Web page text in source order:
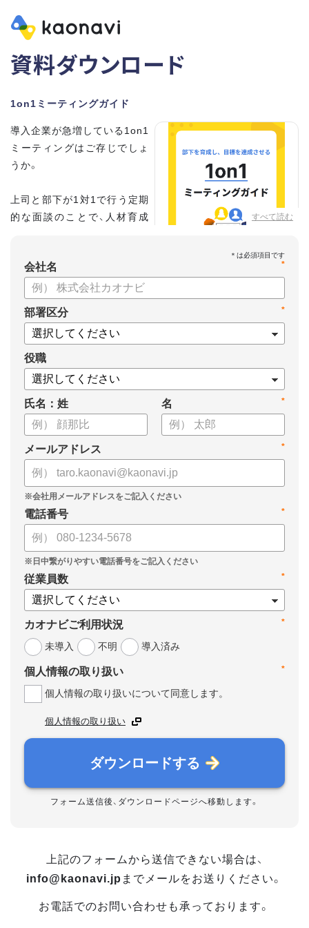
資料ダウンロード
1on1ミーティングガイド
すべて読む
導入企業が急増している1on1
ミーティングはご存じでしょ
うか。
上司と部下が1対1で行う定期
的な面談のことで、人材育成
こちらの資料では、
・1on1とは何か？
・1on1の基本的なやり方
・ 1on1 の基本アジェンダと質問例
についてまとめましたので、ぜひお役立てください。
*
会社名
*
部署区分
役職
氏名：姓 *
名
*
メールアドレス
*
電話番号
*
従業員数
*
カオナビご利用状況
未導入
不明 導入済み
*
個人情報の取り扱い
個人情報の取り扱いについて同意します。
個人情報の取り扱い
ダウンロードする
フォーム送信後、ダウンロードページへ移動します。
上記のフォームから送信できない場合は、
info@kaonavi.jp までメールをお送りください。
お電話でのお問い合わせも承っております。